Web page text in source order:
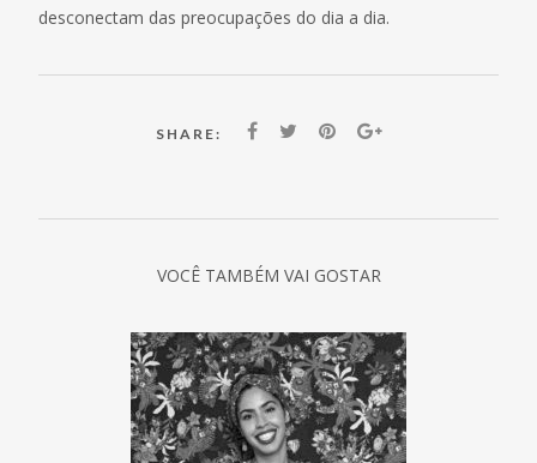
desconectam das preocupações do dia a dia.
SHARE:
VOCÊ TAMBÉM VAI GOSTAR